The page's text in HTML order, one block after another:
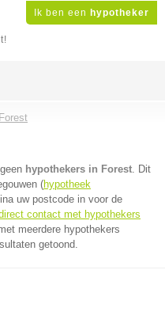
Ik ben een hypotheker
Forest
hypothekers in Forest. Dit
(hypotheek
uw postcode in voor de
contact met hypothekers
meerdere hypothekers
getoond.